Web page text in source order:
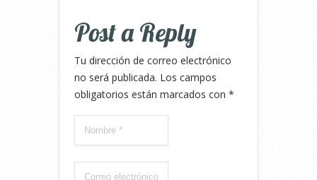
Post a Reply
Tu dirección de correo electrónico
no será publicada. Los campos
obligatorios están marcados con *